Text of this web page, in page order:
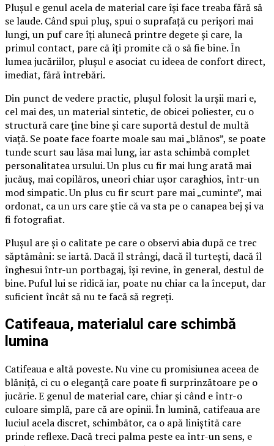
Plușul e genul acela de material care își face treaba fără să
se laude. Când spui pluș, spui o suprafață cu perișori mai
lungi, un puf care îți alunecă printre degete și care, la
primul contact, pare că îți promite că o să fie bine. În
lumea jucăriilor, plușul e asociat cu ideea de confort direct,
imediat, fără întrebări.
Din punct de vedere practic, plușul folosit la urșii mari e,
cel mai des, un material sintetic, de obicei poliester, cu o
structură care ține bine și care suportă destul de multă
viață. Se poate face foarte moale sau mai „blănos”, se poate
tunde scurt sau lăsa mai lung, iar asta schimbă complet
personalitatea ursului. Un plus cu fir mai lung arată mai
jucăuș, mai copilăros, uneori chiar ușor caraghios, într-un
mod simpatic. Un plus cu fir scurt pare mai „cuminte”, mai
ordonat, ca un urs care știe că va sta pe o canapea bej și va
fi fotografiat.
Plușul are și o calitate pe care o observi abia după ce trec
săptămâni: se iartă. Dacă îl strângi, dacă îl turtești, dacă îl
înghesui într-un portbagaj, își revine, în general, destul de
bine. Puful lui se ridică iar, poate nu chiar ca la început, dar
suficient încât să nu te facă să regreți.
Catifeaua, materialul care schimbă
lumina
Catifeaua e altă poveste. Nu vine cu promisiunea aceea de
blăniță, ci cu o eleganță care poate fi surprinzătoare pe o
jucărie. E genul de material care, chiar și când e într-o
culoare simplă, pare că are opinii. În lumină, catifeaua are
luciul acela discret, schimbător, ca o apă liniștită care
prinde reflexe. Dacă treci palma peste ea într-un sens, e